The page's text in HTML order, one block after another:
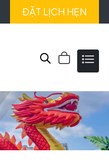
ĐẶT LỊCH HẸN